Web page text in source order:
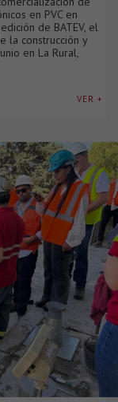
en PVC en
de BATEV, el
la construcción y
en La Rural,
VER +